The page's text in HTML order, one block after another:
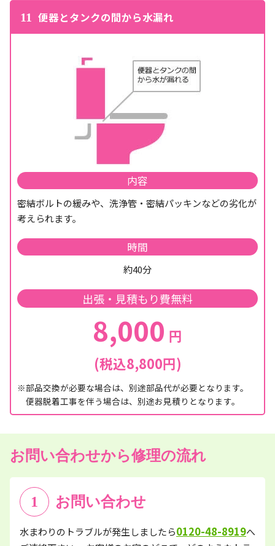
11 便器とタンクの間から水漏れ
内容
密結ボルトの緩みや、洗浄管・密結パッキンなどの劣化が
考えられます。
時間
約40分
出張・見積もり費無料
8,000 円
(税込8,800円)
※部品交換が必要な場合は、別途部品代が必要となります。
便器脱着工事を伴う場合は、別途お見積りとなります。
お問い合わせから修理の流れ
1 お問い合わせ
水まわりのトラブルが発生しましたら0120-48-8919へ